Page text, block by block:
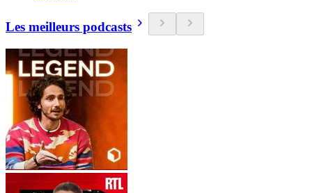
Les meilleurs podcasts